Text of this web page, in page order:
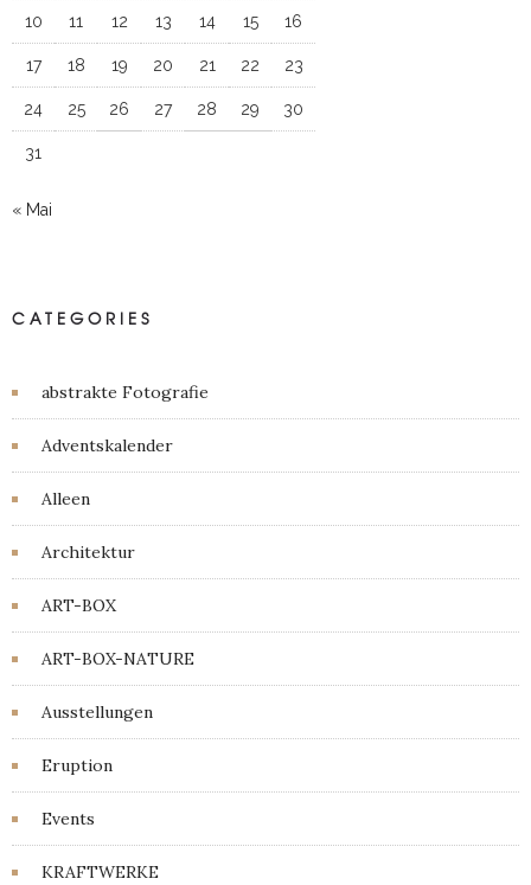
10 11 12 13 14 15 16
17 18 19 20 21 22 23
24 25 26 27 28 29 30
31
« Mai
CATEGORIES
abstrakte Fotografie
Adventskalender
Alleen
Architektur
ART-BOX
ART-BOX-NATURE
Ausstellungen
Eruption
Events
KRAFTWERKE